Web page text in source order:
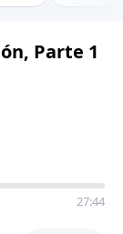
Parte 1
27:44